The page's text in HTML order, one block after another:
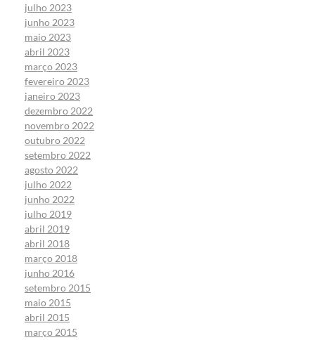
julho 2023
junho 2023
maio 2023
abril 2023
março 2023
fevereiro 2023
janeiro 2023
dezembro 2022
novembro 2022
outubro 2022
setembro 2022
agosto 2022
julho 2022
junho 2022
julho 2019
abril 2019
abril 2018
março 2018
junho 2016
setembro 2015
maio 2015
abril 2015
março 2015